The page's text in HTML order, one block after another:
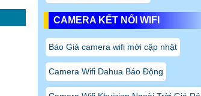
CAMERA KẾT NỐI WIFI
Báo Giá camera wifi mới cập nhật
Camera Wifi Dahua Báo Động